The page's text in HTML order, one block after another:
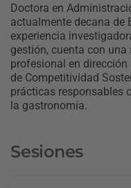
Doctora en
actualmente decana de
experiencia
gestión, cuenta con
profesional en
de Competitividad
prácticas responsables
la gastronomía.
Sesiones